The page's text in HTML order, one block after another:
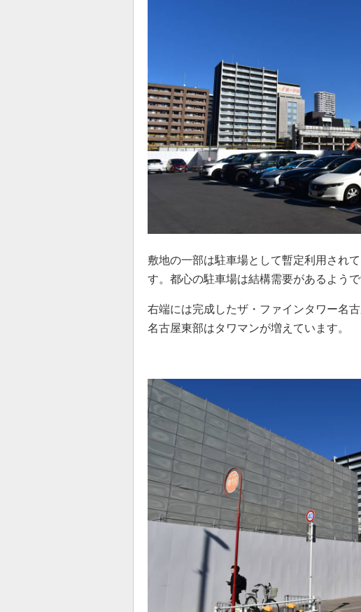
敷地の一部は駐車場として暫定利用され
す。都心の駐車場は結構需要があるようで
右端には完成したザ・ファインタワー名
名古屋東部はタワマンが増えています。